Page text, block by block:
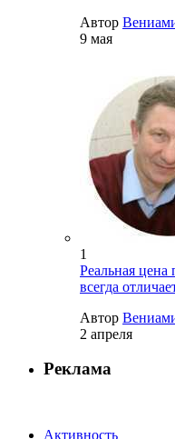
Автор
9 мая
1
Реальная
всегда
Автор
2 апреля
Реклама
Активность